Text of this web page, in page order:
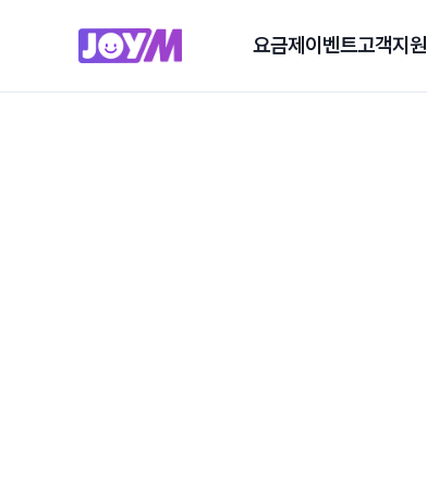
요금제 이벤트고객지원